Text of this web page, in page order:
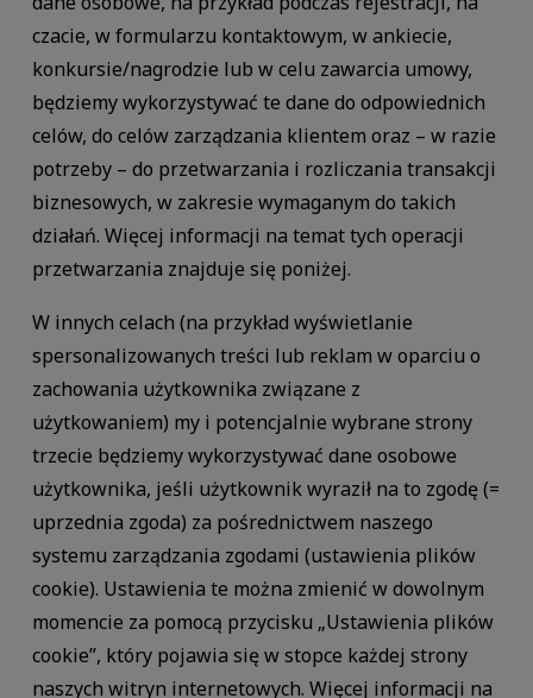
czacie, w formularzu kontaktowym, w ankiecie,
konkursie/nagrodzie lub w celu zawarcia umowy,
będziemy wykorzystywać te dane do odpowiednich
celów, do celów zarządzania klientem oraz – w razie
potrzeby – do przetwarzania i rozliczania transakcji
biznesowych, w zakresie wymaganym do takich
działań. Więcej informacji na temat tych operacji
przetwarzania znajduje się poniżej.
W innych celach (na przykład wyświetlanie
spersonalizowanych treści lub reklam w oparciu o
zachowania użytkownika związane z
użytkowaniem) my i potencjalnie wybrane strony
trzecie będziemy wykorzystywać dane osobowe
użytkownika, jeśli użytkownik wyraził na to zgodę (=
uprzednia zgoda) za pośrednictwem naszego
systemu zarządzania zgodami (ustawienia plików
cookie). Ustawienia te można zmienić w dowolnym
momencie za pomocą przycisku „Ustawienia plików
cookie”, który pojawia się w stopce każdej strony
naszych witryn internetowych. Więcej informacji na